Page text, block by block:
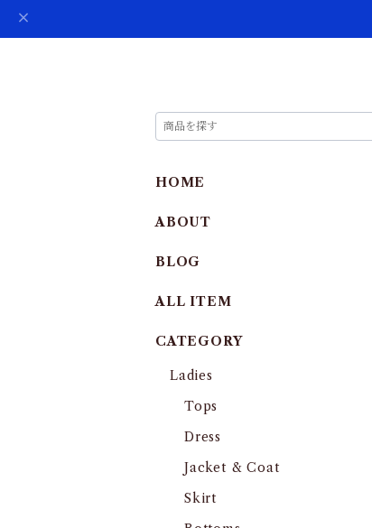
HOME
ABOUT
BLOG
ALL ITEM
CATEGORY
Ladies
Tops
Dress
Jacket & Coat
Skirt